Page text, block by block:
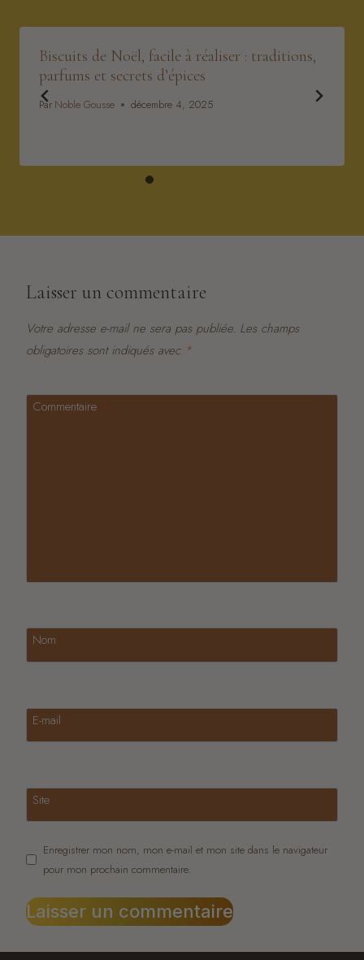
Biscuits de Noël, facile à réaliser : traditions,
parfums et secrets d’épices
Par Noble Gousse décembre 4, 2025
Laisser un commentaire
Votre adresse e-mail ne sera pas publiée. Les champs
obligatoires sont indiqués avec *
Commentaire
Nom
E-mail
Site
Enregistrer mon nom, mon e-mail et mon site dans le navigateur
pour mon prochain commentaire.